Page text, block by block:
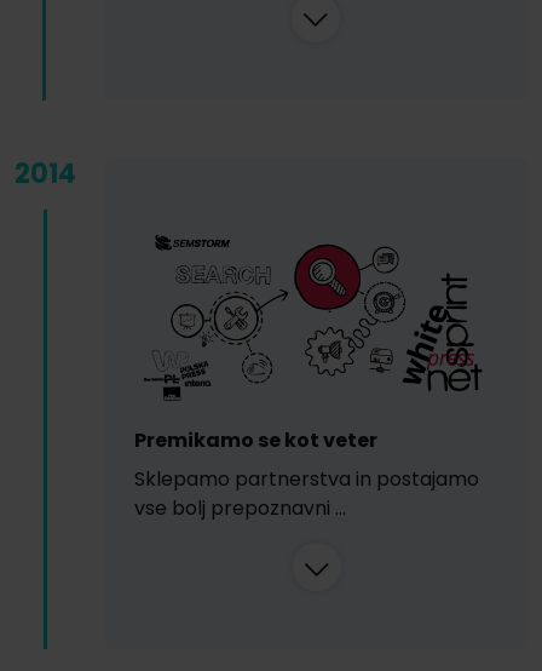
2014
Premikamo se kot veter
Sklepamo partnerstva in postajamo
vse bolj prepoznavni …